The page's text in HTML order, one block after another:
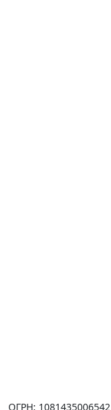
ОГРН: 1081435006542